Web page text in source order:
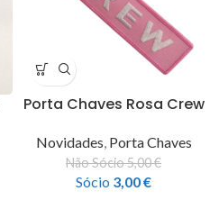
Porta Chaves Rosa Crew
Novidades Porta Chaves
Não Sócio5,00€
Sócio 3,00€